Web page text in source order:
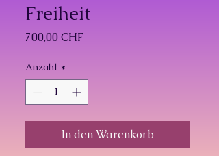
Freiheit
700,00 CHFPreis
Anzahl *
In den Warenkorb